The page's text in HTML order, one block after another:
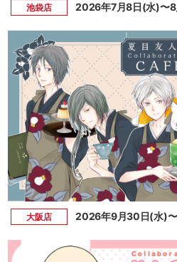
池袋店 2026年7月8日(水)〜
大阪店 2026年9月30日(水)